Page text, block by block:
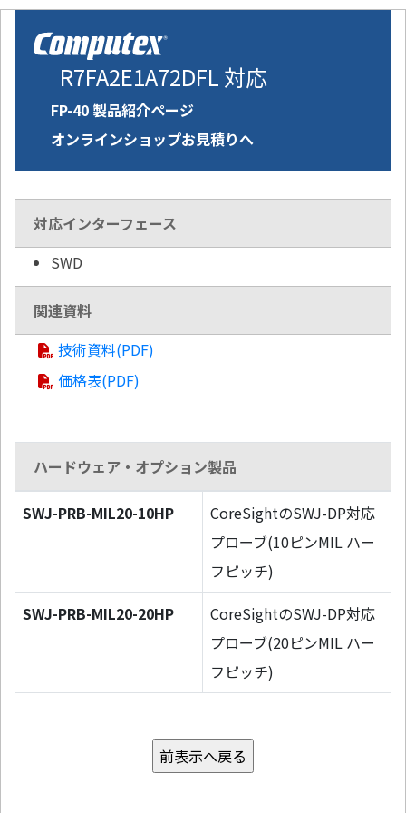
R7FA2E1A72DFL 対応
FP-40 製品紹介ページ
オンラインショップお見積りへ
対応インターフェース
SWD
関連資料
技術資料(PDF)
価格表(PDF)
ハードウェア・オプション製品
SWJ-PRB-MIL20-10HP
CoreSightのSWJ-DP対応
プローブ(10ピンMIL ハー
フピッチ)
SWJ-PRB-MIL20-20HP
CoreSightのSWJ-DP対応
プローブ(20ピンMIL ハー
フピッチ)